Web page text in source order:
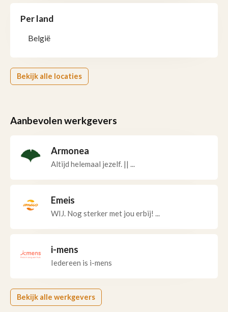
Per land
België
Bekijk alle locaties
Aanbevolen werkgevers
Armonea
Altijd helemaal jezelf. || ...
Emeis
WIJ. Nog sterker met jou erbij! ...
i-mens
Iedereen is i-mens
Bekijk alle werkgevers